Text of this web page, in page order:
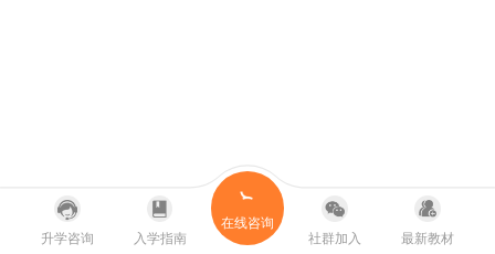
升学咨询 入学指南
在线咨询
社群加入
最新教材